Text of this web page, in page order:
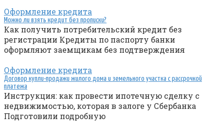
Оформление кредита
Можно ли взять кредит без прописки?
Как получить потребительский кредит без
регистрации Кредиты по паспорту банки
оформляют заемщикам без подтверждения
Оформление кредита
Договор купли-продажи жилого дома и земельного участка с рассрочкой
платежа
Инструкция: как провести ипотечную сделку с
недвижимостью, которая в залоге у Сбербанка
Подготовили подробную